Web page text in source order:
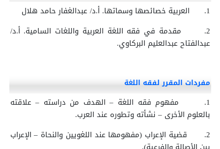
1.
العربية خصائصها وسماتها. أ.د/ عبدالغفار حامد هلال
2.
مقدمة في فقه اللغة العربية واللغات السامية. أ.د/
عبدالفتاح عبدالعليم البركاوي.
مفردات المقرر لفقه اللغة
1.
مفهوم فقه اللغة – الهدف من دراسته – علاقته
بالعلوم الأخرى – نشأته وتطوره عند العرب.
2.
قضية الإعراب (مفهومها عند اللغويين والنحاة – الإعراب